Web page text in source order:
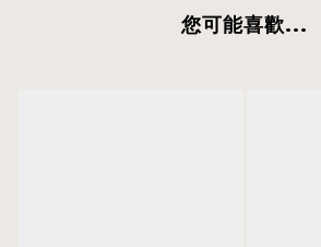
您可能喜歡...